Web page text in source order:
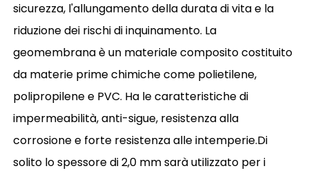
sicurezza, l'allungamento della durata di vita e la
riduzione dei rischi di inquinamento. La
geomembrana è un materiale composito costituito
da materie prime chimiche come polietilene,
polipropilene e PVC. Ha le caratteristiche di
impermeabilità, anti-sigue, resistenza alla
corrosione e forte resistenza alle intemperie.Di
solito lo spessore di 2,0 mm sarà utilizzato per i